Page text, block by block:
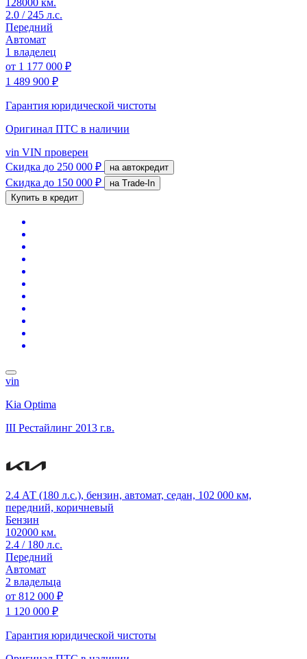
2.0 / 245 л.с.
Передний
Автомат
1 владелец
от 1 177 000 ₽
1 489 900 ₽
Гарантия юридической чистоты
Оригинал ПТС в наличии
vin VIN проверен
Скидка до 250 000 ₽ на автокредит
Скидка до 150 000 ₽
на Trade-In
Купить в кредит
vin
Kia Optima
III Рестайлинг 2013 г.в.
2.4 АТ (180 л.с.), бензин, автомат, седан, 102 000 км,
передний, коричневый
Бензин
102000 км.
2.4 / 180 л.с.
Передний
Автомат
2 владельца
от 812 000 ₽
1 120 000 ₽
Гарантия юридической чистоты